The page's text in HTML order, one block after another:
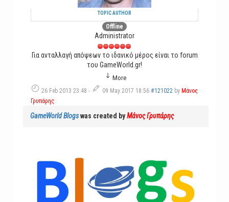
TOPIC AUTHOR
Offline
Administrator
Για ανταλλαγή απόψεων το ιδανικό μέρος είναι το forum
του GameWorld.gr!
More
26 Feb 2013 23:48 - 09 May 2017 18:56 #121022 by Μάνος
Γρυπάρης
GameWorld Blogswas created byΜάνος Γρυπάρης